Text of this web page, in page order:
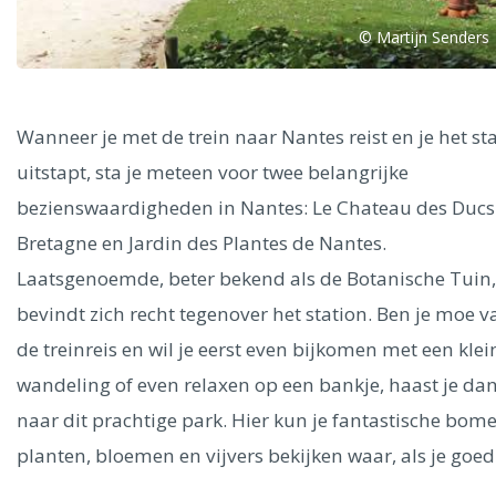
Dresden
Ålesund
Parijs Tokio Amsterdam Barcelona Dubai
Singapore
Rome Berlijn Mechelen Venetië
Florence
Dublin
Hong Kong München Wenen Budapest
Madrid
Vancouver
Alles bekijken
© Martijn Senders
Wanneer je met de trein naar Nantes reist en je het
uitstapt, sta je meteen voor twee belangrijke
bezienswaardigheden in Nantes: Le Chateau des
Bretagne en Jardin des Plantes de Nantes.
Laatsgenoemde, beter bekend als de Botanische Tuin,
bevindt zich recht tegenover het station. Ben je moe
de treinreis en wil je eerst even bijkomen met een
wandeling of even relaxen op een bankje, haast je
naar dit prachtige park. Hier kun je fantastische
planten, bloemen en vijvers bekijken waar, als je goed